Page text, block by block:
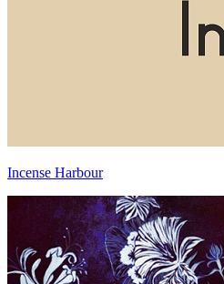
Incense Harbour